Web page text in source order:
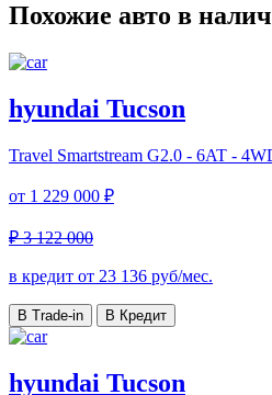
Похожие авто в
hyundai Tucson
Travel Smartstream G2.0 - 6AT -
от 1 229 000 ₽
₽ 3 122 000
в кредит от 23 136 руб/мес.
В Trade-in В Кредит
hyundai Tucson